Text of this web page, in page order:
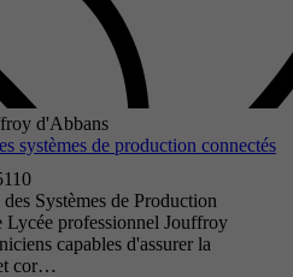
d'Abbans
systèmes de production connectés
Systèmes de Production
Lycée professionnel Jouffroy
capables d'assurer la
cor…